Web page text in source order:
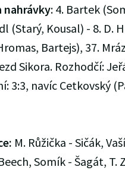
nahrávky: 4. Bartek
(Starý, Kousal) - 8. D.
Bartejs), 37.
Sikora. Rozhodčí:
3:3, navíc Cetkovský
M. Růžička - Sičák,
Somík - Šagát,